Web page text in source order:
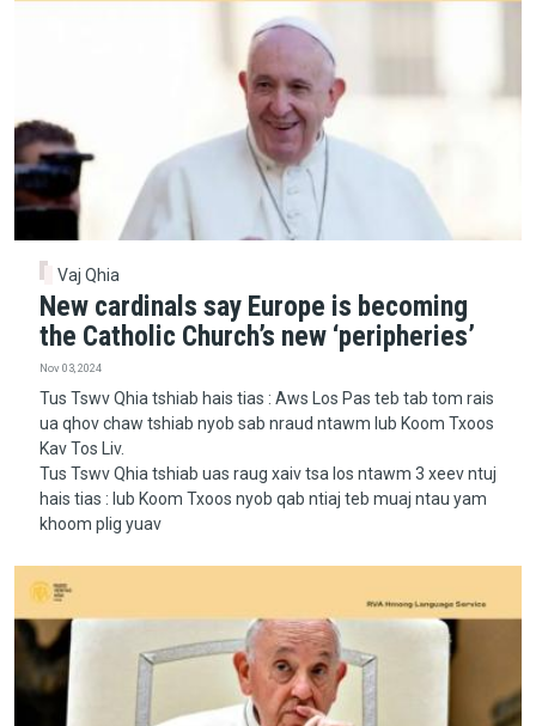
Vaj Qhia
New cardinals say Europe is becoming
the Catholic Church’s new ‘peripheries’
Nov 03, 2024
Tus Tswv Qhia tshiab hais tias : Aws Los Pas teb tab tom rais
ua qhov chaw tshiab nyob sab nraud ntawm lub Koom Txoos
Kav Tos Liv.
Tus Tswv Qhia tshiab uas raug xaiv tsa los ntawm 3 xeev ntuj
hais tias : lub Koom Txoos nyob qab ntiaj teb muaj ntau yam
khoom plig yuav